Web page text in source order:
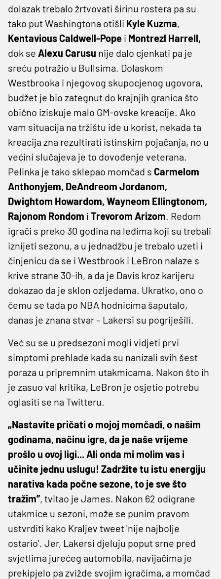
dolazak trebalo žrtvovati širinu rostera pa su
tako put Washingtona otišli Kyle Kuzma,
Kentavious Caldwell-Pope i Montrezl Harrell,
dok se Alexu Carusu nije dalo cjenkati pa je
sreću potražio u Bullsima. Dolaskom
Westbrooka i njegovog skupocjenog ugovora,
budžet je bio zategnut do krajnjih granica što
obično iziskuje malo GM-ovske kreacije. Ako
vam situacija na tržištu ide u korist, nekada ta
kreacija zna rezultirati istinskim pojačanja, no u
većini slučajeva je to dovođenje veterana.
Pelinka je tako sklepao momčad s Carmelom
Anthonyjem, DeAndreom Jordanom,
Dwightom Howardom, Wayneom Ellingtonom,
Rajonom Rondom i Trevorom Arizom. Redom
igrači s preko 30 godina na leđima koji su trebali
iznijeti sezonu, a u jednadžbu je trebalo uzeti i
činjenicu da se i Westbrook i LeBron nalaze s
krive strane 30-ih, a da je Davis kroz karijeru
dokazao da je sklon ozljedama. Ukratko, ono o
čemu se tada po NBA hodnicima šaputalo,
danas je znana stvar – Lakersi su pogriješili.
Već su se u predsezoni mogli vidjeti prvi
simptomi prehlade kada su nanizali svih šest
poraza u pripremnim utakmicama. Nakon što ih
je zasuo val kritika, LeBron je osjetio potrebu
oglasiti se na Twitteru.
„Nastavite pričati o mojoj momčadi, o našim
godinama, načinu igre, da je naše vrijeme
prošlo u ovoj ligi... Ali onda mi molim vas i
učinite jednu uslugu! Zadržite tu istu energiju
narativa kada počne sezone, to je sve što
tražim”, tvitao je James. Nakon 62 odigrane
utakmice u sezoni, može se punim pravom
ustvrditi kako Kraljev tweet 'nije najbolje
ostario'. Jer, Lakersi djeluju poput srne pred
svjetlima jurećeg automobila, navijačima je
prekipjelo pa zvižde svojim igračima, a momčad